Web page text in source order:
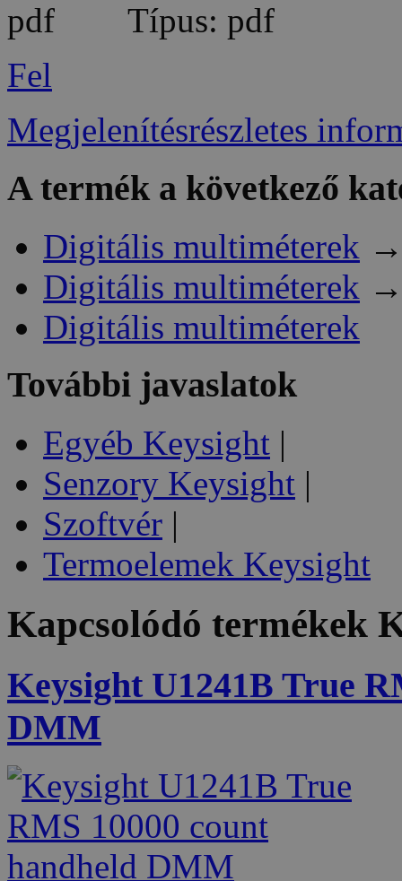
Típus: pdf
Fel
Megjelenítésrészletes
A termék a következő
Digitális multiméterek
Digitális multiméterek
Digitális multiméterek
További javaslatok
Egyéb Keysight |
Senzory Keysight |
Szoftvér |
Termoelemek Keysight
Kapcsolódó termékek
Keysight U1241B True
DMM